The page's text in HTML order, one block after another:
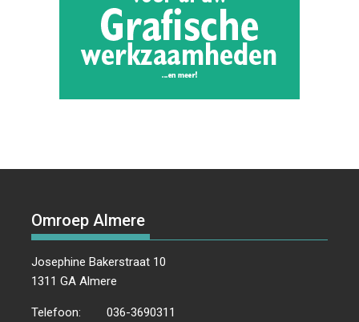
Omroep Almere
Josephine Bakerstraat 10
1311 GA Almere
Telefoon:
036-3690311